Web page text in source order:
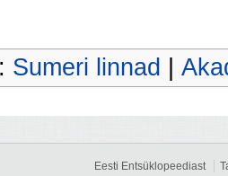
Sumeri linnad
Eesti Entsüklopeediast